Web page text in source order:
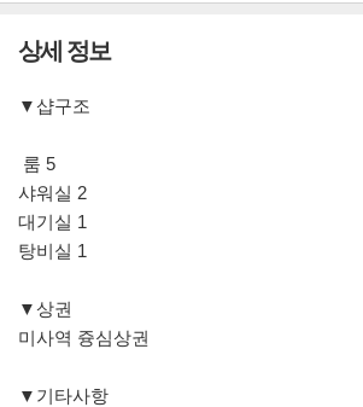
상세 정보
▼샵구조
룸 5
샤워실 2
대기실 1
탕비실 1
▼상권
미사역 즁심상권
▼기타사항